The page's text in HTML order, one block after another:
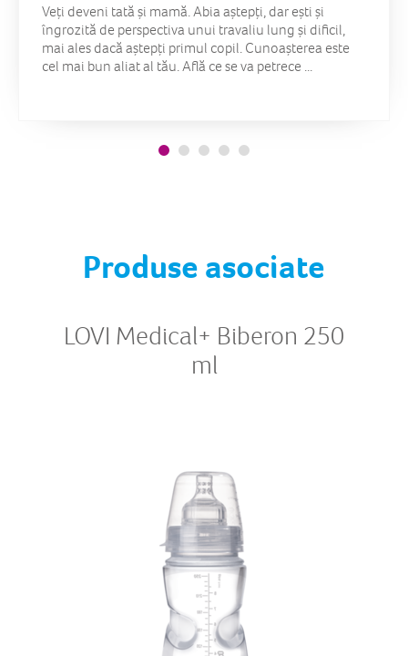
Veți deveni tată și mamă. Abia aștepți, dar ești și
îngrozită de perspectiva unui travaliu lung și dificil,
mai ales dacă aștepți primul copil. Cunoașterea este
cel mai bun aliat al tău. Află ce se va petrece ...
Produse asociate
LOVI Medical+ Biberon 250
ml